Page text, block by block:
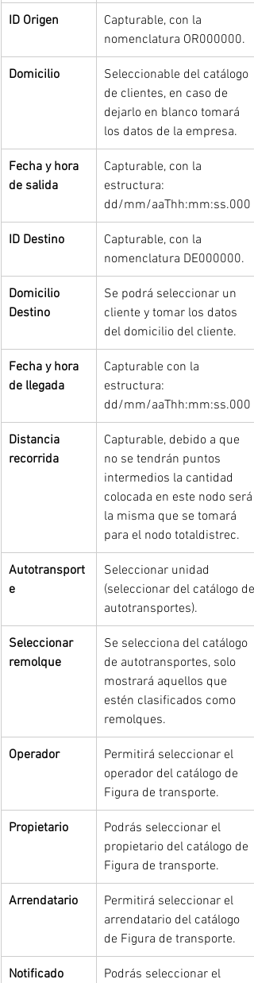
ID Origen
Capturable, con la
nomenclatura OR000000.
Domicilio
Seleccionable del catálogo
de clientes, en caso de
dejarlo en blanco tomará
los datos de la empresa.
Fecha y hora
de salida
Capturable, con la
estructura:
dd/mm/aaThh:mm:ss.000
ID Destino
Capturable, con la
nomenclatura DE000000.
Domicilio
Destino
Se podrá seleccionar un
cliente y tomar los datos
del domicilio del cliente.
Fecha y hora
de llegada
Capturable con la
estructura:
dd/mm/aaThh:mm:ss.000
Distancia
recorrida
Capturable, debido a que
no se tendrán puntos
intermedios la cantidad
colocada en este nodo será
la misma que se tomará
para el nodo totaldistrec.
Autotransport
e
Seleccionar unidad
(seleccionar del catálogo de
autotransportes).
Seleccionar
remolque
Se selecciona del catálogo
de autotransportes, solo
mostrará aquellos que
estén clasificados como
remolques.
Operador
Permitirá seleccionar el
operador del catálogo de
Figura de transporte.
Propietario
Podrás seleccionar el
propietario del catálogo de
Figura de transporte.
Arrendatario
Permitirá seleccionar el
arrendatario del catálogo
de Figura de transporte.
Notificado
Podrás seleccionar el